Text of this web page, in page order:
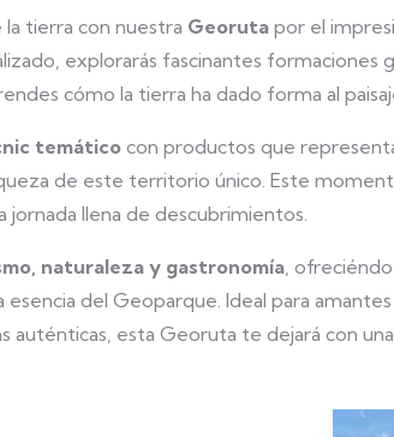
tierra con nuestra Georuta por el
explorarás fascinantes formaciones
cómo la tierra ha dado forma al
temáticocon productos que
de este territorio único. Este
llena de descubrimientos.
naturaleza y gastronomía ,
del Geoparque. Ideal para
auténticas, esta Georuta te dejará con